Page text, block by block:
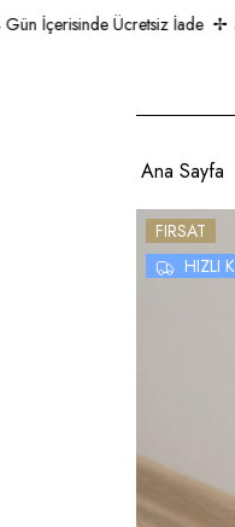
İçerisinde Ücretsiz İade
Ana Sayfa
FIRSAT
HIZLI